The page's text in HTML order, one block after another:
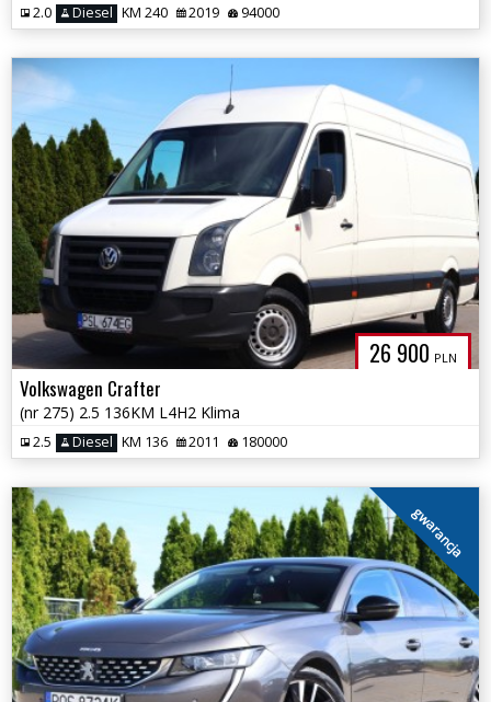
2.0 Diesel KM 240 2019 94000
26 900 PLN
Volkswagen Crafter
(nr 275) 2.5 136KM L4H2 Klima
2.5 Diesel KM 136 2011 180000
gwarancja